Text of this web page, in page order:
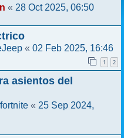
« 28 Oct 2025, 06:50
« 02 Feb 2025, 16:46
1 2
asientos del
« 25 Sep 2024,